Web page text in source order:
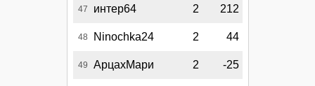
47 интер64 2 212
48 Ninochka24 2 44
49 АрцахМари 2 -25